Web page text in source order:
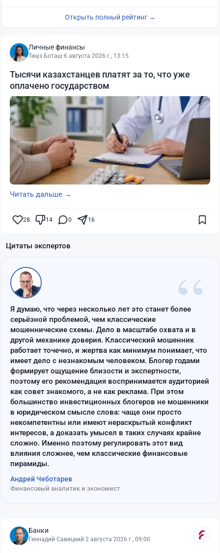
Открыть полный рейтинг →
Личные финансы
Теңіз Боташ·6 августа 2026 г., 13:15
Тысячи казахстанцев платят за то, что уже
оплачено государством
Читать дальше →
28 14 0 16
Цитаты экспертов
“
Я думаю, что через несколько лет это станет более
серьёзной проблемой, чем классические
мошеннические схемы. Дело в масштабе охвата и в
другой механике доверия. Классический мошенник
работает точечно, и жертва как минимум понимает, что
имеет дело с незнакомым человеком. Блогер годами
формирует ощущение близости и экспертности,
поэтому его рекомендация воспринимается аудиторией
как совет знакомого, а не как реклама. При этом
большинство инвестиционных блогеров не мошенники
в юридическом смысле слова: чаще они просто
некомпетентны или имеют нераскрытый конфликт
интересов, а доказать умысел в таких случаях крайне
сложно. Именно поэтому регулировать этот вид
влияния сложнее, чем классические финансовые
пирамиды.
Андрей Чеботарев
Финансовый аналитик и экономист
Банки
Геннадий Савицкий·2 августа 2026 г., 09:00